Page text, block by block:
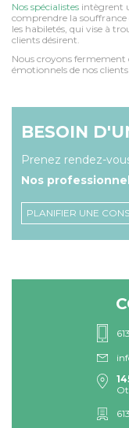
Nos spécialistes intègrent
comprendre la
les habiletés, qui vise à
clients désirent.
Nous croyons fermement
émotionnels de nos
BESOIN
Prenez rendez-
Nos
PLANIFIER UNE